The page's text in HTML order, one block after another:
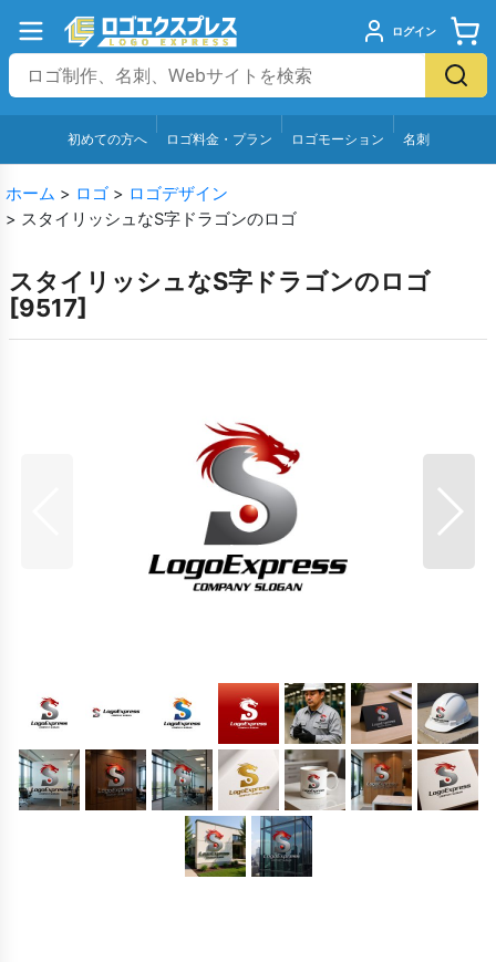
ログイン
初めての方へ ロゴ料金・プラン ロゴモーション 名刺
ホーム > ロゴ > ロゴデザイン
> スタイリッシュなS字ドラゴンのロゴ
スタイリッシュなS字ドラゴンのロゴ
[9517]